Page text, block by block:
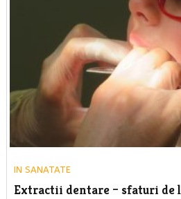
IN SANATATE
Extractii dentare – sfaturi de